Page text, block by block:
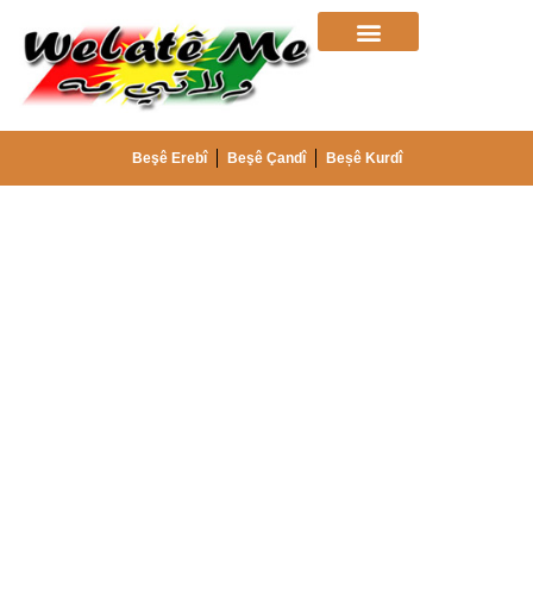
Beşê Erebî Beşê Çandî Beșê Kurdî